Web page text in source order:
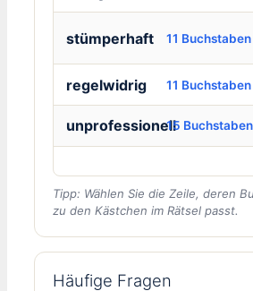
stümperhaft 11 Buchstaben
regelwidrig 11 Buchstaben
unprofessionell15 Buchstaben
Tipp: Wählen Sie die Zeile, deren
zu den Kästchen im Rätsel passt.
Häufige Fragen